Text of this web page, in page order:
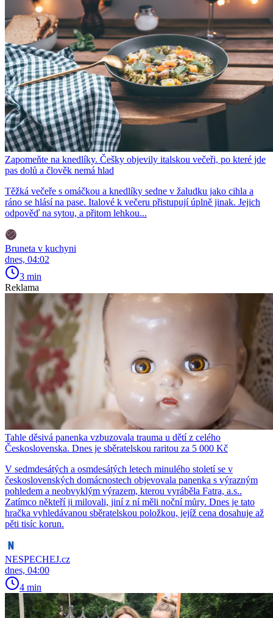
Zapomeňte na knedlíky. Češky objevily italskou večeři, po které jde
pas dolů a člověk nemá hlad
Těžká večeře s omáčkou a knedlíky sedne v žaludku jako cihla a
ráno se hlásí na pase. Italové k večeru přistupují úplně jinak. Jejich
odpověď na sytou, a přitom lehkou...
Bruneta v kuchyni
dnes, 04:02
3 min
Reklama
Tahle děsivá panenka vzbuzovala trauma u dětí z celého
Československa. Dnes je sběratelskou raritou za 5 000 Kč
V sedmdesátých a osmdesátých letech minulého století se v
československých domácnostech objevovala panenka s výrazným
pohledem a neobvyklým výrazem, kterou vyráběla Fatra, a.s..
Zatímco někteří ji milovali, jiní z ní měli noční můry. Dnes je tato
hračka vyhledávanou sběratelskou položkou, jejíž cena dosahuje až
pěti tisíc korun.
NESPECHEJ.cz
dnes, 04:00
4 min